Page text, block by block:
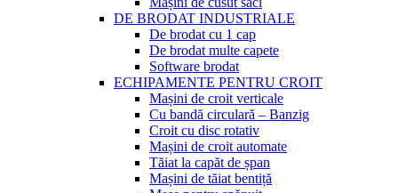
DE BRODAT INDUSTRIALE
De brodat cu 1 cap
De brodat multe capete
Software brodat
ECHIPAMENTE PENTRU CROIT
Mașini de croit verticale
Cu bandă circulară – Banzig
Croit cu disc rotativ
Mașini de croit automate
Tăiat la capăt de șpan
Mașini de tăiat bentiță